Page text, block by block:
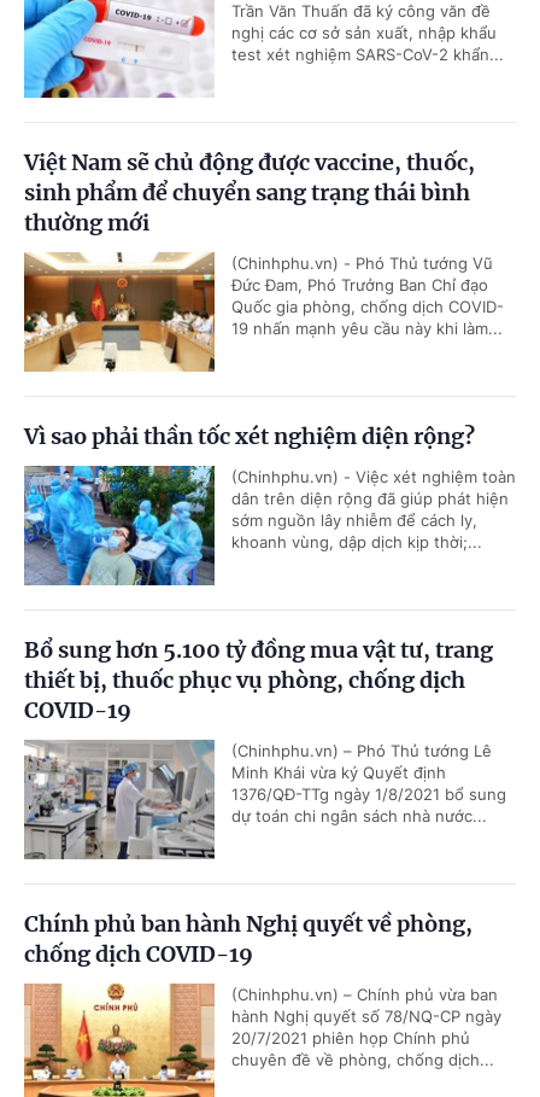
Trần Văn Thuấn đã ký công văn đề
nghị các cơ sở sản xuất, nhập khẩu
test xét nghiệm SARS-CoV-2 khẩn...
Việt Nam sẽ chủ động được vaccine, thuốc,
sinh phẩm để chuyển sang trạng thái bình
thường mới
(Chinhphu.vn) - Phó Thủ tướng Vũ
Đức Đam, Phó Trưởng Ban Chỉ đạo
Quốc gia phòng, chống dịch COVID-
19 nhấn mạnh yêu cầu này khi làm...
Vì sao phải thần tốc xét nghiệm diện rộng?
(Chinhphu.vn) - Việc xét nghiệm toàn
dân trên diện rộng đã giúp phát hiện
sớm nguồn lây nhiễm để cách ly,
khoanh vùng, dập dịch kịp thời;...
Bổ sung hơn 5.100 tỷ đồng mua vật tư, trang
thiết bị, thuốc phục vụ phòng, chống dịch
COVID-19
(Chinhphu.vn) – Phó Thủ tướng Lê
Minh Khái vừa ký Quyết định
1376/QĐ-TTg ngày 1/8/2021 bổ sung
dự toán chi ngân sách nhà nước...
Chính phủ ban hành Nghị quyết về phòng,
chống dịch COVID-19
(Chinhphu.vn) – Chính phủ vừa ban
hành Nghị quyết số 78/NQ-CP ngày
20/7/2021 phiên họp Chính phủ
chuyên đề về phòng, chống dịch...